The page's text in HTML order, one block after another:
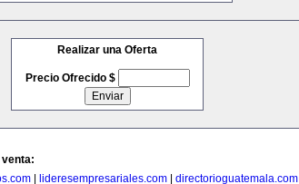
Realizar una Oferta
Precio Ofrecido $
| lideresempresariales.com| directorioguatemala.com|